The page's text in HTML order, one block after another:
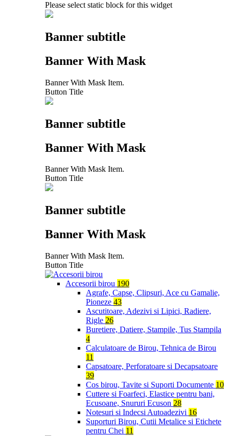
Please select static block for this widget
Banner subtitle
Banner With Mask
Banner With Mask Item.
Button Title
Banner subtitle
Banner With Mask
Banner With Mask Item.
Button Title
Banner subtitle
Banner With Mask
Banner With Mask Item.
Button Title
Accesorii birou 190
Agrafe, Capse, Clipsuri, Ace cu Gamalie,
Pioneze 43
Ascutitoare, Adezivi si Lipici, Radiere,
Rigle 26
Buretiere, Datiere, Stampile, Tus Stampila
4
Calculatoare de Birou, Tehnica de Birou
11
Capsatoare, Perforatoare si Decapsatoare
39
Cos birou, Tavite si Suporti Documente 10
Cuttere si Foarfeci, Elastice pentru bani,
Ecusoane, Snururi Ecuson 28
Notesuri si Indecsi Autoadezivi 16
Suporturi Birou, Cutii Metalice si Etichete
pentru Chei 11